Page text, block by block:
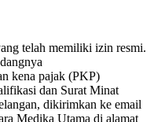
telah memiliki izin resmi.
kena pajak (PKP)
dan Surat Minat
dikirimkan ke email
Medika Utama di alamat